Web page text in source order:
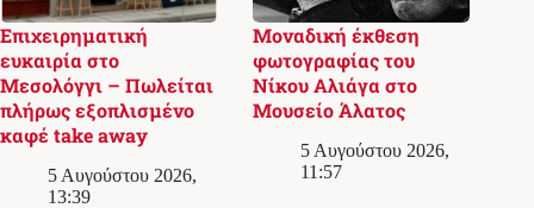
Επιχειρηματική
ευκαιρία στο
Μεσολόγγι – Πωλείται
πλήρως εξοπλισμένο
καφέ take away
5 Αυγούστου 2026,
13:39
Μοναδική έκθεση
φωτογραφίας του
Νίκου Αλιάγα στο
Μουσείο Άλατος
5 Αυγούστου 2026,
11:57